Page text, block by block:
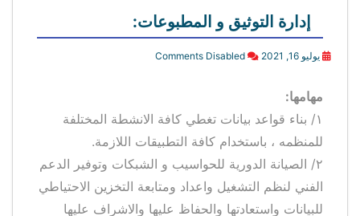
إدارة التوثيق و المطبوعات:
يوليو 16, 2021 Comments Disabled
مهامها:
١/ بناء قواعد بيانات تغطي كافة الانشطة المختلفة
للمنظمه ، باستخدام كافة التطبيقات اللازمة.
٢/ الصيانة الدورية للحواسيب و الشبكات وتوفير الدعم
الفني لنظم التشغيل واعداد ومتابعة التخزين الاحتياطي
للبيانات واستعادتها والحفاظ عليها والاشراف عليها